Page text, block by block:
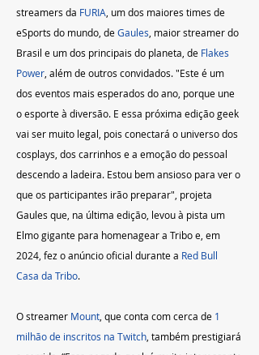
streamers da FURIA , um dos maiores times de
eSports do mundo, de Gaules , maior streamer do
Brasil e um dos principais do planeta, de Flakes
Power , além de outros convidados. "Este é um
dos eventos mais esperados do ano, porque une
o esporte à diversão. E essa próxima edição geek
vai ser muito legal, pois conectará o universo dos
cosplays, dos carrinhos e a emoção do pessoal
descendo a ladeira. Estou bem ansioso para ver o
que os participantes irão preparar", projeta
Gaules que, na última edição, levou à pista um
Elmo gigante para homenagear a Tribo e, em
2024, fez o anúncio oficial durante a Red Bull
Casa da Tribo.
O streamer Mount , que conta com cerca de 1
milhão de inscritos na Twitch , também prestigiará